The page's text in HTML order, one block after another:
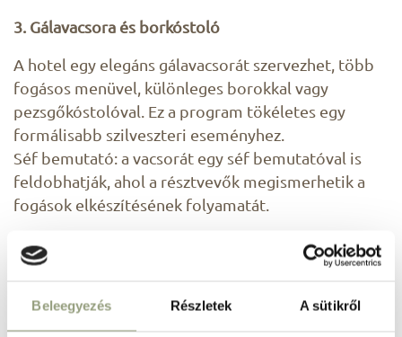
Beleegyezés Részletek A sütikről
3. Gálavacsora és borkóstoló
A hotel egy elegáns gálavacsorát szervezhet, több
fogásos menüvel, különleges borokkal vagy
pezsgőkóstolóval. Ez a program tökéletes egy
formálisabb szilveszteri eseményhez.
Séf bemutató: a vacsorát egy séf bemutatóval is
feldobhatják, ahol a résztvevők megismerhetik a
fogások elkészítésének folyamatát.
Még több előny ha a
szilveszteri évzáró helyszín
egy hotel